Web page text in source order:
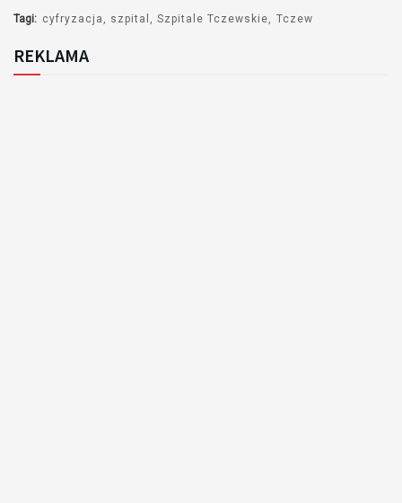
Tagi: cyfryzacja szpital Szpitale Tczewskie Tczew
REKLAMA